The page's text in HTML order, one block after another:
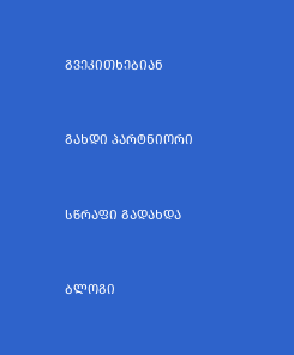
ᲒᲕᲔᲙᲘᲗᲮᲔᲑᲘᲐᲜ
ᲒᲐᲮᲓᲘ ᲞᲐᲠᲢᲜᲘᲝᲠᲘ
ᲡᲬᲠᲐᲤᲘ ᲒᲐᲓᲐᲮᲓᲐ
ᲑᲚᲝᲒᲘ